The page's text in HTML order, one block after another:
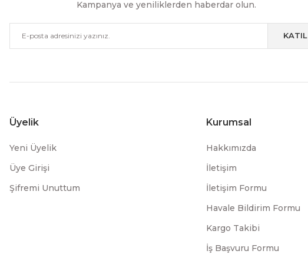
Kampanya ve yeniliklerden haberdar olun.
KATIL
Üyelik
Yeni Üyelik
Üye Girişi
Şifremi Unuttum
Kurumsal
Hakkımızda
İletişim
İletişim Formu
Havale Bildirim Formu
Kargo Takibi
İş Başvuru Formu